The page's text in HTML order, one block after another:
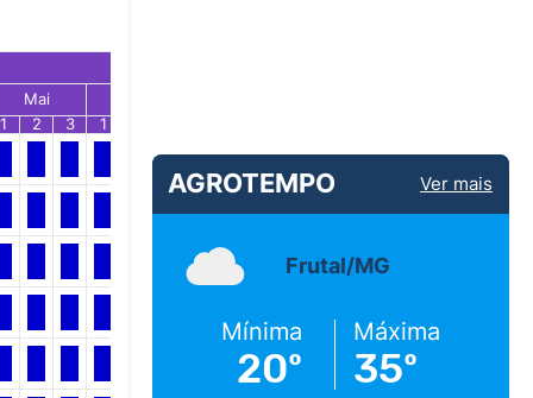
Mai
1 2 3 1
AGROTEMPO Ver mais
Frutal/MG
Mínima
20º
Máxima
35º